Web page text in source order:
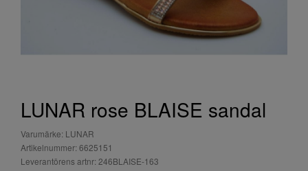
LUNAR rose BLAISE sandal
Varumärke: LUNAR
Artikelnummer: 6625151
Leverantörens artnr: 246BLAISE-163